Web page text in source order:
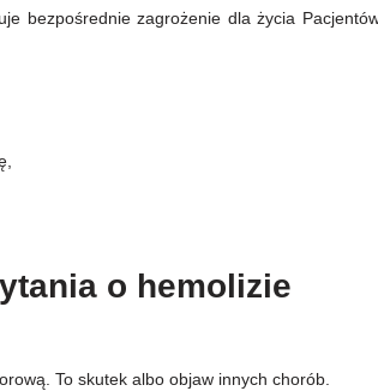
bezpośrednie zagrożenie dla życia
o hemolizie
To skutek albo objaw innych chorób.